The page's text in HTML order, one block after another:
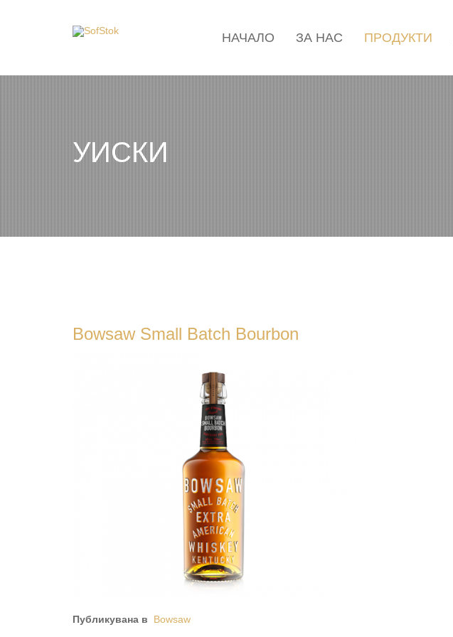
НАЧАЛО ЗА НАС ПРОДУКТИ
УИСКИ
Bowsaw Small Batch Bourbon
Публикувана в Bowsaw